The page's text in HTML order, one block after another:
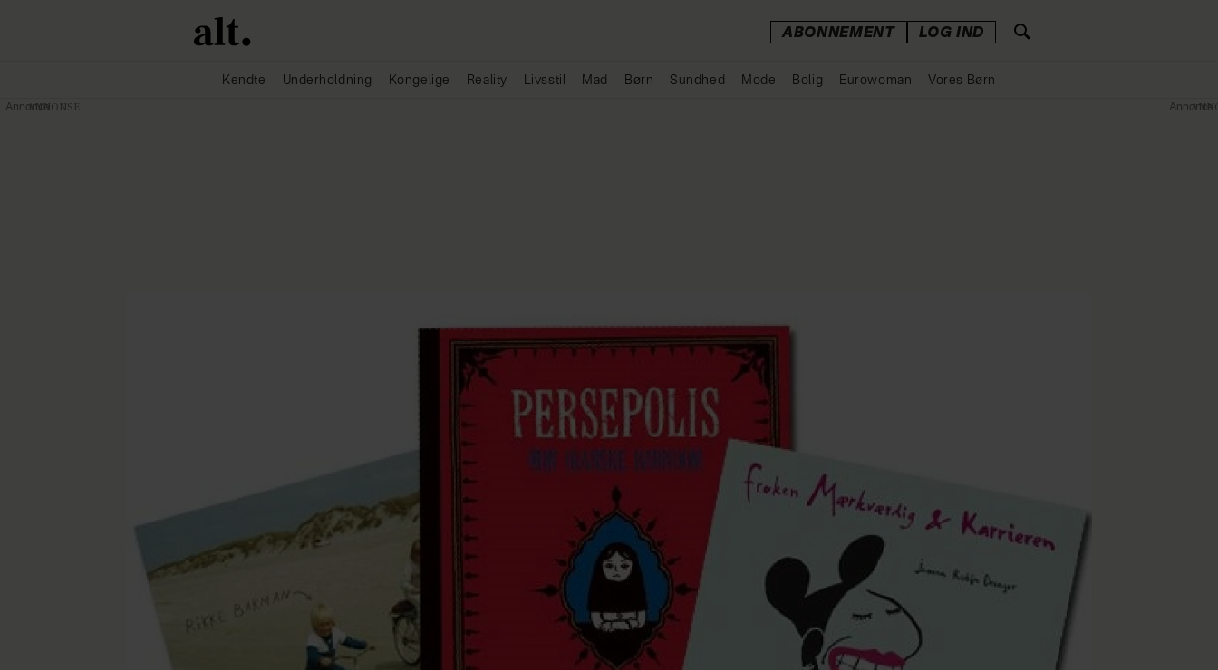
ABONNEMENT LOG IND
Kendte Underholdning Kongelige Reality Livsstil Mad Børn Sundhed Mode Bolig Eurowoman Vores Børn
Annonce Annonce